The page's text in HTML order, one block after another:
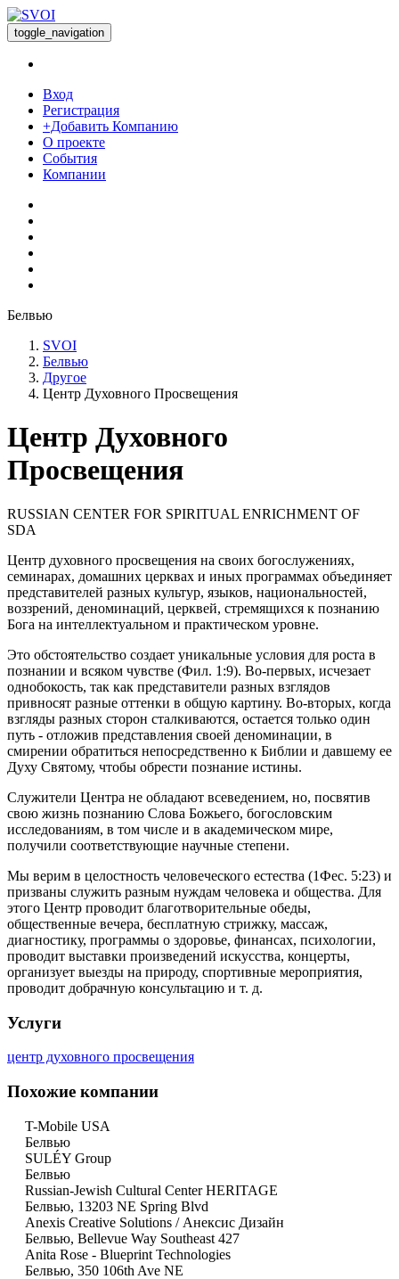
toggle_navigation
Вход
Регистрация
+Добавить Компанию
О проекте
События
Компании
Белвью
SVOI
Белвью
Другое
Центр Духовного Просвещения
Центр Духовного
Просвещения
RUSSIAN CENTER FOR SPIRITUAL ENRICHMENT OF
SDA
Центр духовного просвещения на своих богослужениях,
семинарах, домашних церквах и иных программах объединяет
представителей разных культур, языков, национальностей,
воззрений, деноминаций, церквей, стремящихся к познанию
Бога на интеллектуальном и практическом уровне.
Это обстоятельство создает уникальные условия для роста в
познании и всяком чувстве (Фил. 1:9). Во-первых, исчезает
однобокость, так как представители разных взглядов
привносят разные оттенки в общую картину. Во-вторых, когда
взгляды разных сторон сталкиваются, остается только один
путь - отложив представления своей деноминации, в
смирении обратиться непосредственно к Библии и давшему ее
Духу Святому, чтобы обрести познание истины.
Служители Центра не обладают всеведением, но, посвятив
свою жизнь познанию Слова Божьего, богословским
исследованиям, в том числе и в академическом мире,
получили соответствующие научные степени.
Мы верим в целостность человеческого естества (1Фес. 5:23) и
призваны служить разным нуждам человека и общества. Для
этого Центр проводит благотворительные обеды,
общественные вечера, бесплатную стрижку, массаж,
диагностику, программы о здоровье, финансах, психологии,
проводит выставки произведений искусства, концерты,
организует выезды на природу, спортивные мероприятия,
проводит добрачную консультацию и т. д.
Услуги
центр духовного просвещения
Похожие компании
T-Mobile USA
Белвью
SULÉY Group
Белвью
Russian-Jewish Cultural Center HERITAGE
Белвью, 13203 NE Spring Blvd
Anexis Creative Solutions / Анексис Дизайн
Белвью, Bellevue Way Southeast 427
Anita Rose - Blueprint Technologies
Белвью, 350 106th Ave NE